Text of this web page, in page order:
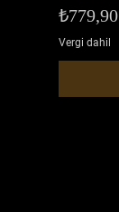
Fiyat
₺779,90
Vergi dahil